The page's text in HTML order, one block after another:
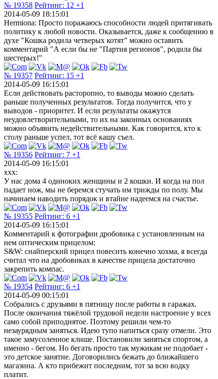
№ 19358 Рейтинг: 12 +1
2014-05-09 18:15:01
Hermiona: Просто поражаюсь способности людей притягивать
политику к любой новости. Оказывается, даже к сообщению в
духе "Кошка родила четверых котят" можно оставить
комментарий "А если бы не "Партия регионов", родила бы
шестерых!"
№ 19357 Рейтинг: 15 +1
2014-05-09 16:15:01
Если действовать расторопно, то выводы можно сделать
раньше полученных результатов. Тогда получится, что у
выводов - приоритет. И если результаты окажутся
неудовлетворительными, то их на законных основаниях
можно объявить недействительными. Как говорится, кто к
столу раньше успел, тот всё кашу съел.
№ 19356 Рейтинг: 7 +1
2014-05-09 16:15:01
xxx:
У нас дома 4 одиноких женщины и 2 кошки. И когда на пол
падает нож, мы не беремся стучать им трижды по полу. Мы
начинаем наводить порядок и втайне надеемся на счастье.
№ 19355 Рейтинг: 6 +1
2014-05-09 16:15:01
Комментарий к фотографии дробовика с установленным на
нем оптическим прицелом:
S&W: снайперский прицел повесить конечно хохма, я всегда
считал что на дробовиках в качестве прицела достаточно
закрепить компас.
№ 19354 Рейтинг: 6 +1
2014-05-09 00:15:01
Собрались с друзьями в пятницу после работы в гаражах.
После окончания тяжёлой трудовой недели настроение у всех
само собой приподнятое. Поэтому решили чем-то
незаурядным заняться. Идею тупо напиться сразу отмели. Это
такое замусоленное клише. Постановили заняться спортом, а
именно - бегом. Но бегать просто так мужикам не подобает -
это детское занятие. Договорились бежать до ближайшего
магазина. А кто прибежит последним, тот за всю водку
платит.